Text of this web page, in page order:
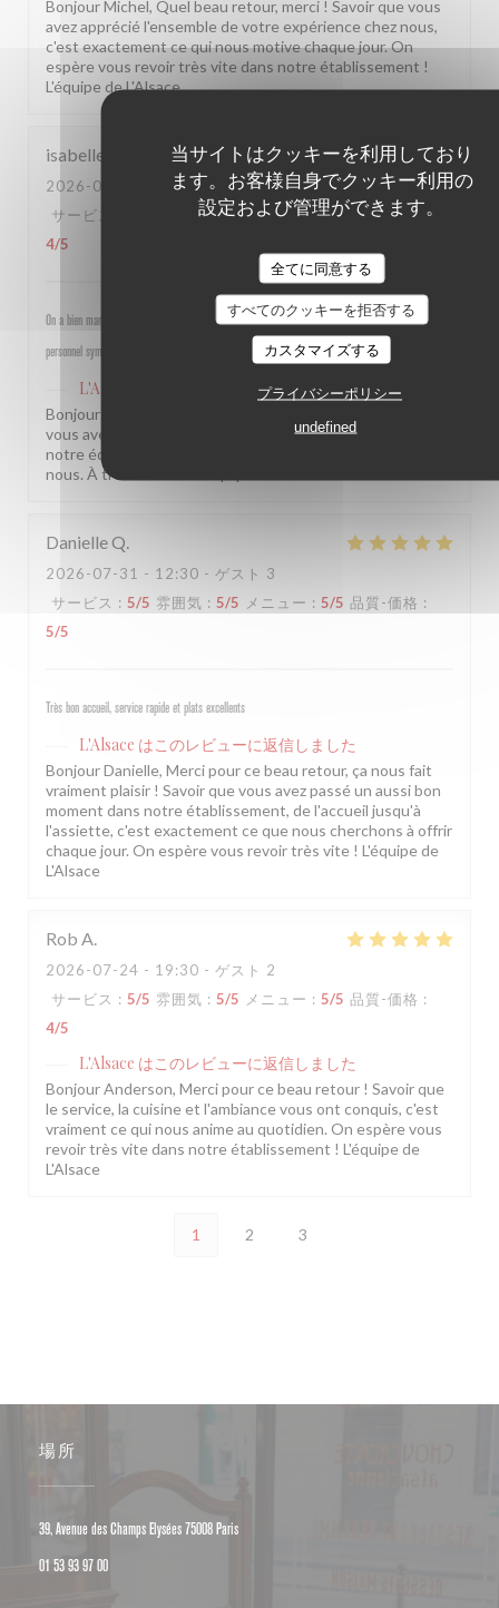
当サイトはクッキーを利用しており
ます。お客様自身でクッキー利用の
設定および管理ができます。
全てに同意する
すべてのクッキーを拒否する
カスタマイズする
プライバシーポリシー
undefined
Bonjour Michel, Quel beau retour, merci ! Savoir que vous
avez apprécié l'ensemble de votre expérience chez nous,
c'est exactement ce qui nous motive chaque jour. On
espère vous revoir très vite dans notre établissement !
L'équipe de L'Alsace
isabelle
2026-07-30
- 19:30 - ゲスト 4
サービス
雰囲気: 5/5 メニュー: 4/5 品質-価格 :
4/5
On a bien mangé, bon rapport qualité prix pour les champs, très bel emplacement, peu d attente,
personnel sympathique et efficace.
L'Alsace
はこのレビューに返信しました
Bonjour Isabelle, Merci pour ce beau retour ! Savoir que
vous avez passé un bon moment près des Champs et que
notre équipe a été à la hauteur, c'est une vraie fierté pour
nous. À très bientôt ! L'équipe de L'Alsace
DanielleQ
2026-07-31 - 12:30 - ゲスト 3
サービス : 5/5 雰囲気 : 5/5 メニュー : 5/5 品質-価格 :
5/5
Très bon accueil, service rapide et plats excellents
L'Alsace はこのレビューに返信しました
Bonjour Danielle, Merci pour ce beau retour, ça nous fait
vraiment plaisir ! Savoir que vous avez passé un aussi bon
moment dans notre établissement, de l'accueil jusqu'à
l'assiette, c'est exactement ce que nous cherchons à offrir
chaque jour. On espère vous revoir très vite ! L'équipe de
L'Alsace
Rob A
2026-07-24 - 19:30 - ゲスト 2
サービス : 5/5 雰囲気 : 5/5 メニュー : 5/5 品質-価格 :
4/5
L'Alsace はこのレビューに返信しました
Bonjour Anderson, Merci pour ce beau retour ! Savoir que
le service, la cuisine et l'ambiance vous ont conquis, c'est
vraiment ce qui nous anime au quotidien. On espère vous
revoir très vite dans notre établissement ! L'équipe de
L'Alsace
1 2 3
場所
39, Avenue des Champs Elysées 75008 Paris((新しいウィンドウで開きます))
01 53 93 97 00